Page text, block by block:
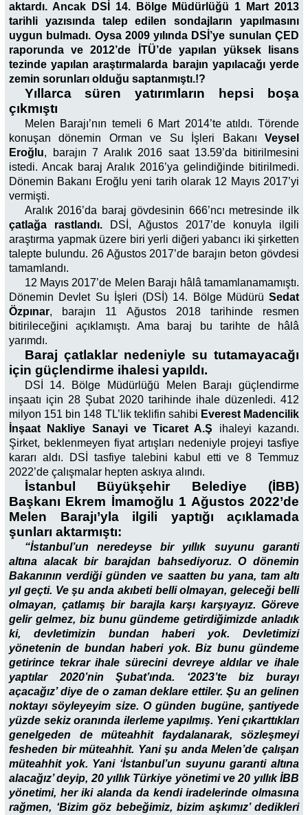
aktardı. Ancak DSİ 14. Bölge Müdürlüğü 1 Mart 2013
tarihli yazısında talep edilen sondajların yapılmasını
uygun bulmadı. Oysa 2009 yılında DSİ’ye sunulan ÇED
raporunda ve 2012’de İTÜ’de yapılan yüksek lisans
tezinde yapılan araştırmalarda barajın yapılacağı yerde
zemin sorunları olduğu saptanmıştı.!?
Yıllarca süren yatırımların hepsi boşa
çıkmıştı
Melen Barajı’nın temeli 6 Mart 2014’te atıldı. Törende
konuşan dönemin Orman ve Su İşleri Bakanı Veysel
Eroğlu, barajın 7 Aralık 2016 saat 13.59’da bitirilmesini
istedi. Ancak baraj Aralık 2016’ya gelindiğinde bitirilmedi.
Dönemin Bakanı Eroğlu yeni tarih olarak 12 Mayıs 2017’yi
vermişti.
Aralık 2016’da baraj gövdesinin 666’ncı metresinde ilk
çatlağa rastlandı.
DSİ, Ağustos 2017’de konuyla ilgili
araştırma yapmak üzere biri yerli diğeri yabancı iki şirketten
talepte bulundu. 26 Ağustos 2017’de barajın beton gövdesi
tamamlandı.
12 Mayıs 2017’de Melen Barajı hâlâ tamamlanamamıştı.
Dönemin Devlet Su İşleri (DSİ) 14. Bölge Müdürü Sedat
Özpınar, barajın 11 Ağustos 2018 tarihinde resmen
bitirileceğini açıklamıştı. Ama baraj bu tarihte de hâlâ
yarımdı.
Baraj çatlaklar nedeniyle su tutamayacağı
için güçlendirme ihalesi yapıldı.
DSİ 14. Bölge Müdürlüğü Melen Barajı güçlendirme
inşaatı için 28 Şubat 2020 tarihinde ihale düzenledi. 412
milyon 151 bin 148 TL’lik teklifin sahibi Everest Madencilik
İnşaat Nakliye Sanayi ve Ticaret A.Ş ihaleyi kazandı.
Şirket, beklenmeyen fiyat artışları nedeniyle projeyi tasfiye
kararı aldı. DSİ tasfiye talebini kabul etti ve 8 Temmuz
2022’de çalışmalar hepten askıya alındı.
İstanbul Büyükşehir Belediye (İBB)
Başkanı Ekrem İmamoğlu 1 Ağustos 2022’de
Melen Barajı’yla ilgili yaptığı açıklamada
şunları aktarmıştı:
“İstanbul’un neredeyse bir yıllık suyunu garanti
altına alacak bir barajdan bahsediyoruz. O dönemin
Bakanının verdiği günden ve saatten bu yana, tam altı
yıl geçti. Ve şu anda akıbeti belli olmayan, geleceği belli
olmayan, çatlamış bir barajla karşı karşıyayız. Göreve
gelir gelmez, biz bunu gündeme getirdiğimizde anladık
ki, devletimizin bundan haberi yok. Devletimizi
yönetenin de bundan haberi yok. Biz bunu gündeme
getirince tekrar ihale sürecini devreye aldılar ve ihale
yaptılar 2020’nin Şubat’ında. ‘2023’te biz burayı
açacağız’ diye de o zaman deklare ettiler. Şu an gelinen
noktayı söyleyeyim size. O günden bugüne, şantiyede
yüzde sekiz oranında ilerleme yapılmış. Yeni çıkarttıkları
genelgeden de müteahhit faydalanarak, sözleşmeyi
fesheden bir müteahhit. Yani şu anda Melen’de çalışan
müteahhit yok. Yani ‘İstanbul’un suyunu garanti altına
alacağız’ deyip, 20 yıllık Türkiye yönetimi ve 20 yıllık İBB
yönetimi, her iki alanda da kendi iradelerinde olmasına
rağmen, ‘Bizim göz bebeğimiz, bizim aşkımız’ dedikleri